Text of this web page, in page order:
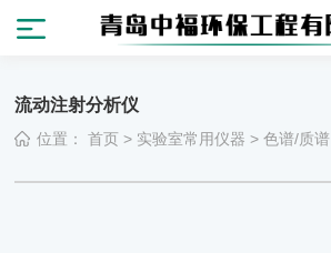
流动注射分析仪
位置：首页 > 实验室常用仪器 >色谱/质谱